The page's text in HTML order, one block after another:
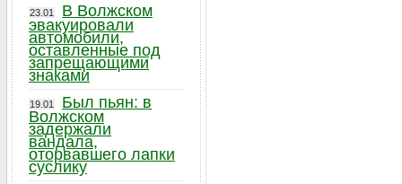
23.01
В Волжском
эвакуировали
автомобили,
оставленные под
запрещающими
знаками
19.01
Был пьян: в
Волжском
задержали
вандала,
оторвавшего лапки
суслику